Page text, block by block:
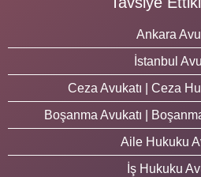
Ankara
İstanbul
Ceza Avukatı | Ceza
Boşanma Avukatı |
Aile Hukuku
İş Hukuku